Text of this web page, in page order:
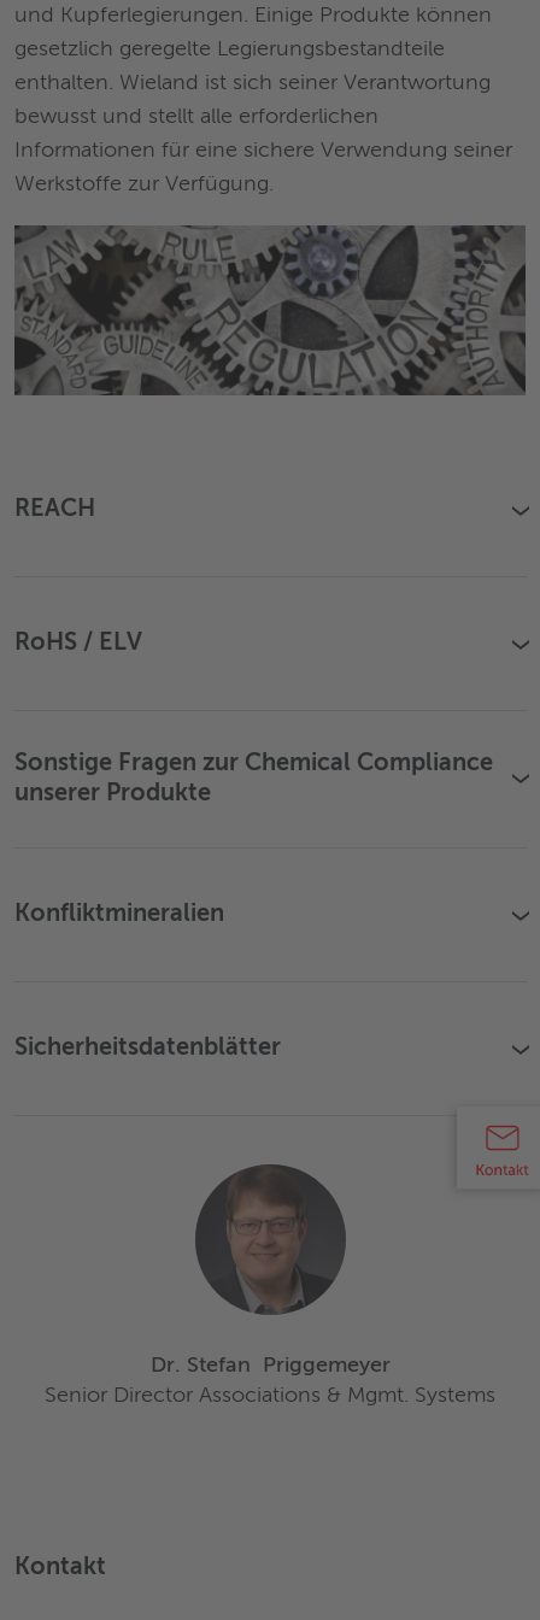
und Kupferlegierungen. Einige Produkte können
gesetzlich geregelte Legierungsbestandteile
enthalten. Wieland ist sich seiner Verantwortung
bewusst und stellt alle erforderlichen
Informationen für eine sichere Verwendung seiner
Werkstoffe zur Verfügung.
REACH ›
RoHS / ELV ›
Sonstige Fragen zur Chemical Compliance
unserer Produkte
›
Konfliktmineralien ›
Sicherheitsdatenblätter ›
Dr. Stefan
Priggemeyer
Senior Director Associations & Mgmt. Systems
Kontakt